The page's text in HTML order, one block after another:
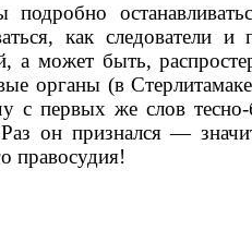
как следователи
а может быть,
органы (в
с первых же слов
он признался —
правосудия!